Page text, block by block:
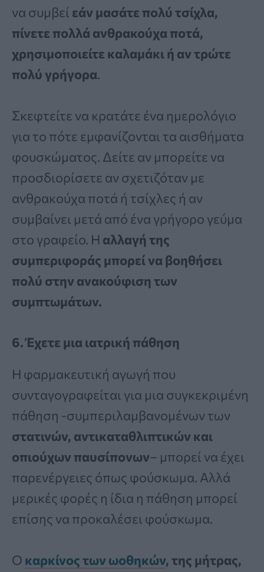
να συμβεί εάν μασάτε πολύ τσίχλα,
πίνετε πολλά ανθρακούχα ποτά,
χρησιμοποιείτε καλαμάκι ή αν τρώτε
πολύ γρήγορα.
Σκεφτείτε να κρατάτε ένα ημερολόγιο
για το πότε εμφανίζονται τα αισθήματα
φουσκώματος. Δείτε αν μπορείτε να
προσδιορίσετε αν σχετιζόταν με
ανθρακούχα ποτά ή τσίχλες ή αν
συμβαίνει μετά από ένα γρήγορο γεύμα
στο γραφείο. Η αλλαγή της
συμπεριφοράς μπορεί να βοηθήσει
πολύ στην ανακούφιση των
συμπτωμάτων.
6. Έχετε μια ιατρική πάθηση
Η φαρμακευτική αγωγή που
συνταγογραφείται για μια συγκεκριμένη
πάθηση -συμπεριλαμβανομένων των
στατινών, αντικαταθλιπτικών και
οπιούχων παυσίπονων– μπορεί να έχει
παρενέργειες όπως φούσκωμα. Αλλά
μερικές φορές η ίδια η πάθηση μπορεί
επίσης να προκαλέσει φούσκωμα.
Ο καρκίνος των ωοθηκών, της μήτρας,